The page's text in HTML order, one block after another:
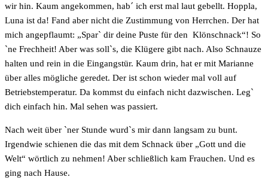
wir hin. Kaum angekommen, hab´ ich erst mal laut gebellt. Hoppla,
Luna ist da! Fand aber nicht die Zustimmung von Herrchen. Der hat
mich angepflaumt: „Spar` dir deine Puste für den Klönschnack“! So
`ne Frechheit! Aber was soll`s, die Klügere gibt nach. Also Schnauze
halten und rein in die Eingangstür. Kaum drin, hat er mit Marianne
über alles mögliche geredet. Der ist schon wieder mal voll auf
Betriebstemperatur. Da kommst du einfach nicht dazwischen. Leg`
dich einfach hin. Mal sehen was passiert.
Nach weit über `ner Stunde wurd`s mir dann langsam zu bunt.
Irgendwie schienen die das mit dem Schnack über „Gott und die
Welt“ wörtlich zu nehmen! Aber schließlich kam Frauchen. Und es
ging nach Hause.